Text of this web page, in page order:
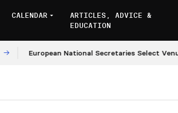
CALENDAR
ARTICLES, ADVICE &
EDUCATION
European National Secretaries Select Venues for